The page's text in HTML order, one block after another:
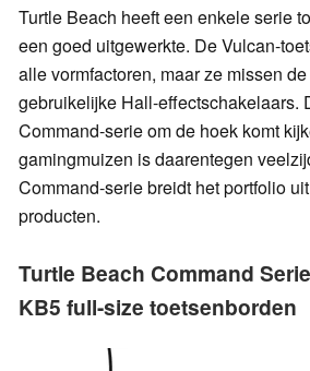
Turtle Beach heeft een enkele serie
een goed uitgewerkte. De Vulcan-
alle vormfactoren, maar ze missen
gebruikelijke Hall-effectschakelaars.
Command-serie om de hoek komt
gamingmuizen is daarentegen
Command-serie breidt het portfolio
producten.
Turtle Beach Command
KB5 full-size toetsenborden